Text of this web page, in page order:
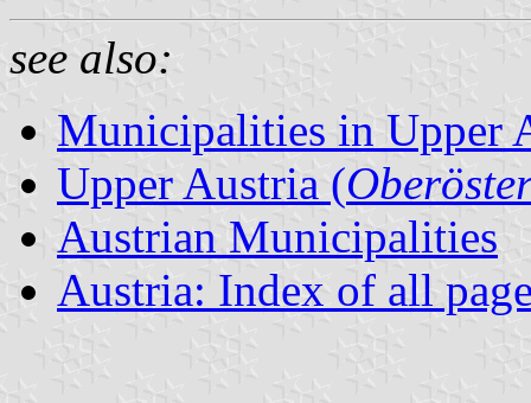
see also:
Municipalities in Upper
Upper Austria (
Austrian Municipalities
Austria: Index of all